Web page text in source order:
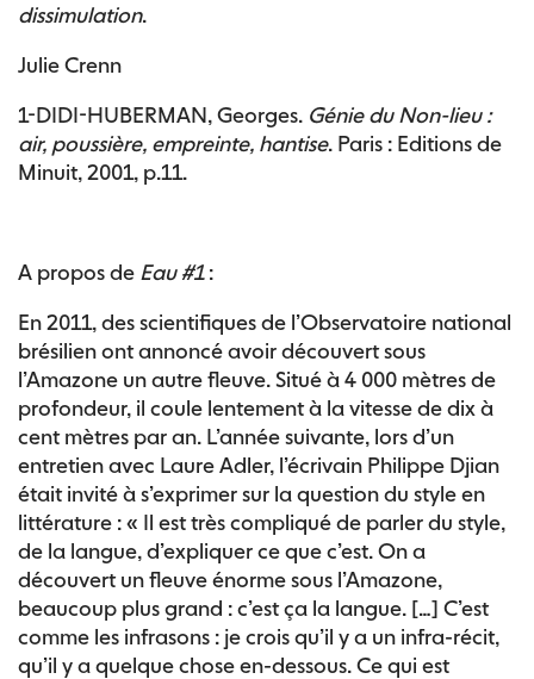
dissimulation.
Julie Crenn
1-DIDI-HUBERMAN, Georges. Génie du Non-lieu :
air, poussière, empreinte, hantise. Paris : Editions de
Minuit, 2001, p.11.
A propos de Eau #1:
En 2011, des scientifiques de l’Observatoire national
brésilien ont annoncé avoir découvert sous
l’Amazone un autre fleuve. Situé à 4 000 mètres de
profondeur, il coule lentement à la vitesse de dix à
cent mètres par an. L’année suivante, lors d’un
entretien avec Laure Adler, l’écrivain Philippe Djian
était invité à s’exprimer sur la question du style en
littérature : « Il est très compliqué de parler du style,
de la langue, d’expliquer ce que c’est. On a
découvert un fleuve énorme sous l’Amazone,
beaucoup plus grand : c’est ça la langue. […] C’est
comme les infrasons : je crois qu’il y a un infra-récit,
qu’il y a quelque chose en-dessous. Ce qui est